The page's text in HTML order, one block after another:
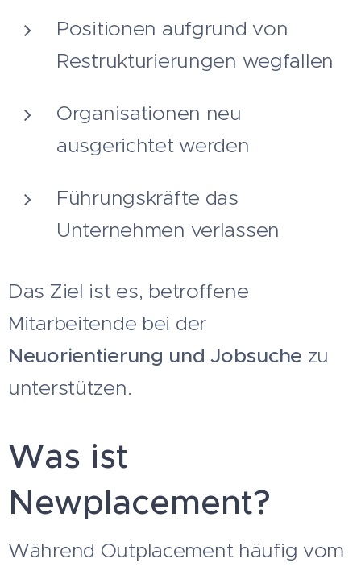
Positionen aufgrund von
Restrukturierungen wegfallen
Organisationen neu
ausgerichtet werden
Führungskräfte das
Unternehmen verlassen
Das Ziel ist es, betroffene
Mitarbeitende bei der
Neuorientierung und Jobsuche zu
unterstützen.
Was ist
Newplacement?
Während Outplacement häufig vom